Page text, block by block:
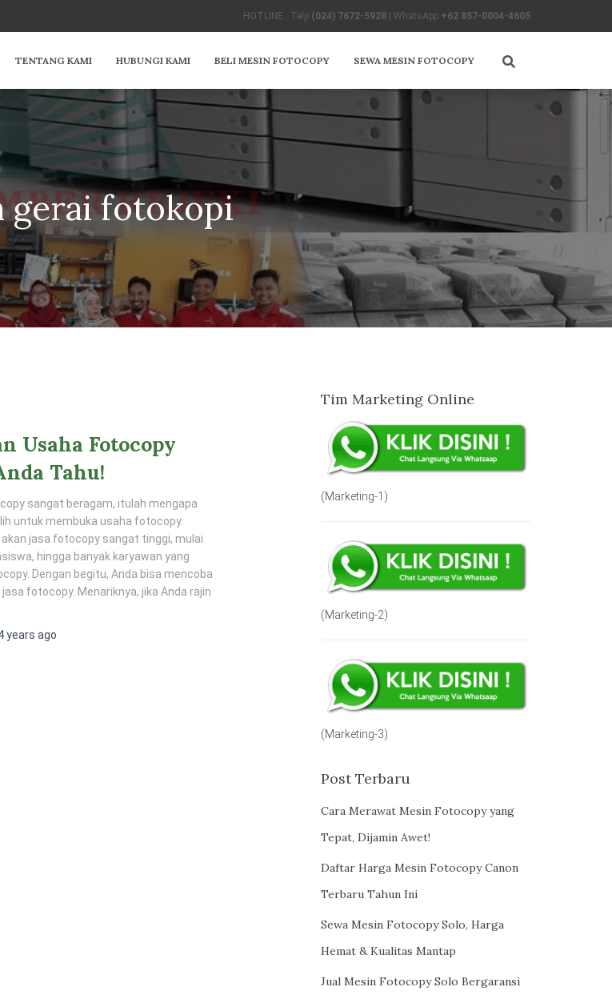
HOTLINE : Telp (024) 7672-5928 | WhatsApp +62 857-0004-4605
TENTANG KAMI HUBUNGI KAMI BELI MESIN FOTOCOPY SEWA MESIN FOTOCOPY
gerai fotokopi
Usaha Fotocopy
Tahu!
sangat beragam, itulah mengapa
untuk membuka usaha fotocopy.
jasa fotocopy sangat tinggi, mulai
hingga banyak karyawan yang
Dengan begitu, Anda bisa mencoba
fotocopy. Menariknya, jika Anda rajin
years ago
Tim Marketing Online
(Marketing-1)
(Marketing-2)
(Marketing-3)
Post Terbaru
Cara Merawat Mesin Fotocopy yang
Tepat, Dijamin Awet!
Daftar Harga Mesin Fotocopy Canon
Terbaru Tahun Ini
Sewa Mesin Fotocopy Solo, Harga
Hemat & Kualitas Mantap
Jual Mesin Fotocopy Solo Bergaransi